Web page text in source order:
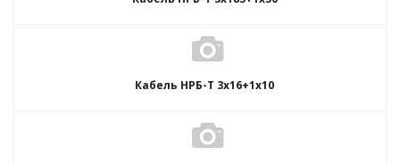
Кабель НРБ-Т 3х16+1х10